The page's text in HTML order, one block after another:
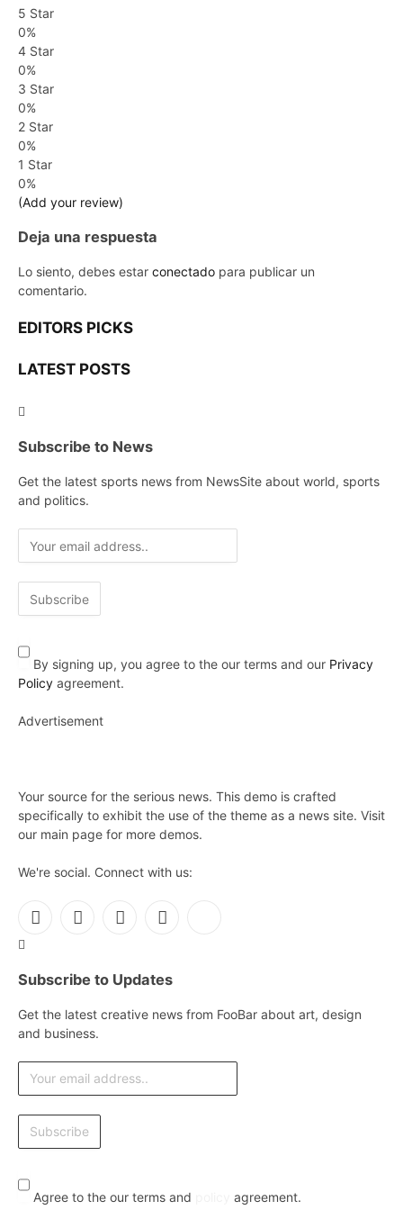
5 Star
0%
4 Star
0%
3 Star
0%
2 Star
0%
1 Star
0%
(Add your review)
Deja una respuesta
Lo siento, debes estar conectado para publicar un
comentario.
EDITORS PICKS
LATEST POSTS
Subscribe to News
Get the latest sports news from NewsSite about world, sports
and politics.
By signing up, you agree to the our terms and our Privacy
Policy agreement.
Advertisement
Your source for the serious news. This demo is crafted
specifically to exhibit the use of the theme as a news site. Visit
our main page for more demos.
We're social. Connect with us:
Facebook
X
InstagramPinterest
Subscribe to Updates
Get the latest creative news from FooBar about art, design
and business.
Agree to the our terms and agreement.